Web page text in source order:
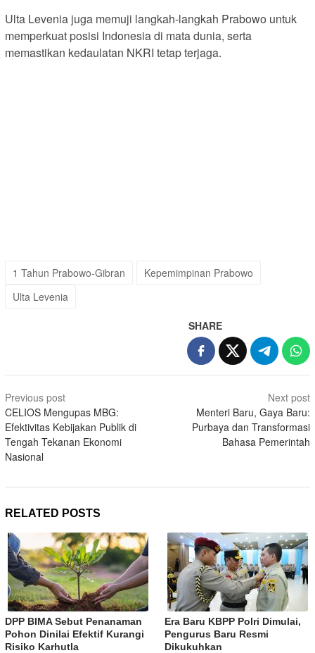
Ulta Levenia juga memuji langkah-langkah Prabowo untuk
memperkuat posisi Indonesia di mata dunia, serta
memastikan kedaulatan NKRI tetap terjaga.
1 Tahun Prabowo-Gibran
Kepemimpinan Prabowo
Ulta Levenia
SHARE
Post
navigation
Previous post
CELIOS Mengupas MBG:
Efektivitas Kebijakan Publik di
Tengah Tekanan Ekonomi
Nasional
Next post
Menteri Baru, Gaya Baru:
Purbaya dan Transformasi
Bahasa Pemerintah
RELATED POSTS
DPP BIMA Sebut Penanaman
Pohon Dinilai Efektif Kurangi
Risiko Karhutla
Era Baru KBPP Polri Dimulai,
Pengurus Baru Resmi
Dikukuhkan